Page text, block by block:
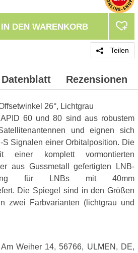
IN DEN WARENKORB
Teilen
Datenblatt Rezensionen
26°, Lichtgrau
60 und 80 sind aus robustem
und eignen sich
S Signalen einer Orbitalposition. Die
einer komplett vormontierten
aus Gussmetall gefertigten LNB-
für LNBs mit 40mm
Die Spiegel sind in den Größen
zwei Farbvarianten (lichtgrau und
Weiher 14, 56766, ULMEN, DE,